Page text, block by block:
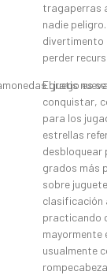
tragaperras
nadie
divertimento
perder
El juego es
conquistar,
para los
estrellas
desbloquear
grados más
sobre
clasificación
practicando
mayormente
usualmente